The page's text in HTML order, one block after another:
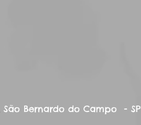
São Bernardo do Campo - SP